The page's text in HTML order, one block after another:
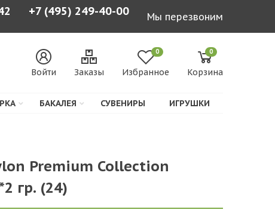
+7 (495) 249-40-00 Мы перезвоним
Войти Заказы
0
Избранное
0
Корзина
БАКАЛЕЯ СУВЕНИРЫ ИГРУШКИ
Premium Collection
гр. (24)